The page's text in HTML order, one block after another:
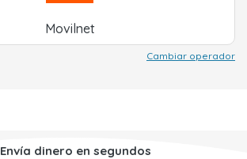
Movilnet
Cambiar operador
Envía dinero en segundos